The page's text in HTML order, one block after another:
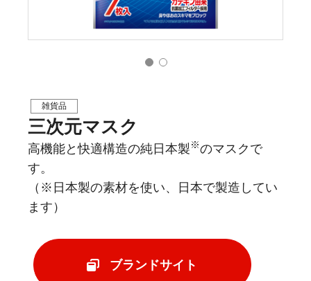
雑貨品
三次元マスク
高機能と快適構造の純日本製 ※のマスクで
す。
（※日本製の素材を使い、日本で製造してい
ます）
ブランドサイト